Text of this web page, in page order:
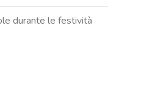
durante le festività